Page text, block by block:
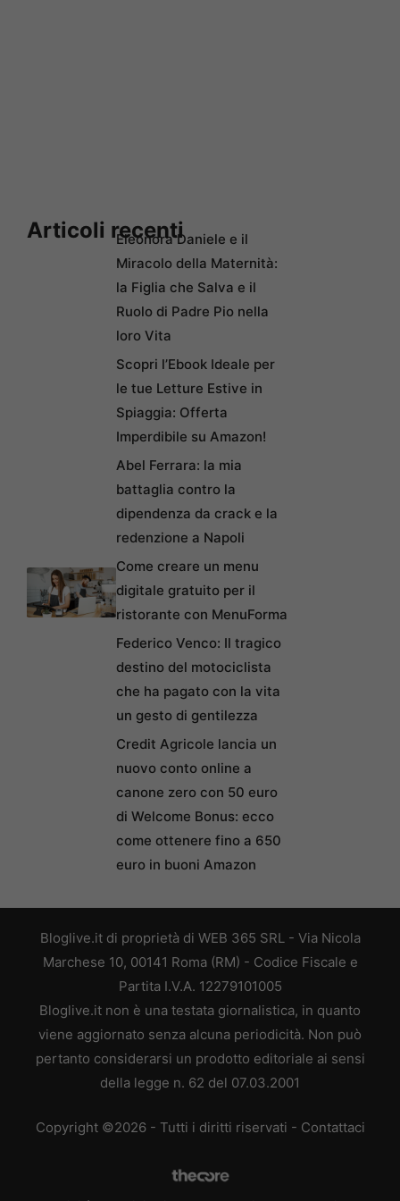
Articoli recentiEleonora Daniele e il
Miracolo della Maternità:
la Figlia che Salva e il
Ruolo di Padre Pio nella
loro Vita
Scopri l’Ebook Ideale per
le tue Letture Estive in
Spiaggia: Offerta
Imperdibile su Amazon!
Abel Ferrara: la mia
battaglia contro la
dipendenza da crack e la
redenzione a Napoli
Come creare un menu
digitale gratuito per il
ristorante con MenuForma
Federico Venco: Il tragico
destino del motociclista
che ha pagato con la vita
un gesto di gentilezza
Credit Agricole lancia un
nuovo conto online a
canone zero con 50 euro
di Welcome Bonus: ecco
come ottenere fino a 650
euro in buoni Amazon
Bloglive.it di proprietà di WEB 365 SRL - Via Nicola
Marchese 10, 00141 Roma (RM) - Codice Fiscale e
Partita I.V.A. 12279101005
Bloglive.it non è una testata giornalistica, in quanto
viene aggiornato senza alcuna periodicità. Non può
pertanto considerarsi un prodotto editoriale ai sensi
della legge n. 62 del 07.03.2001
Copyright ©2026 - Tutti i diritti riservati - Contattaci